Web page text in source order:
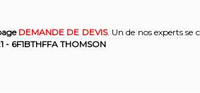
DEMANDE DE DEVIS. Un de nos experts se
- 6F1BTHFFA THOMSON